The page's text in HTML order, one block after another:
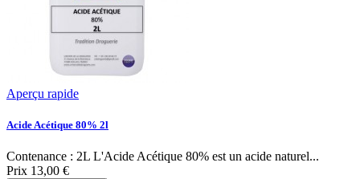
Aperçu rapide
Acide Acétique 80% 2l
Contenance : 2L L'Acide Acétique 80% est un acide naturel...
Prix 13,00 €